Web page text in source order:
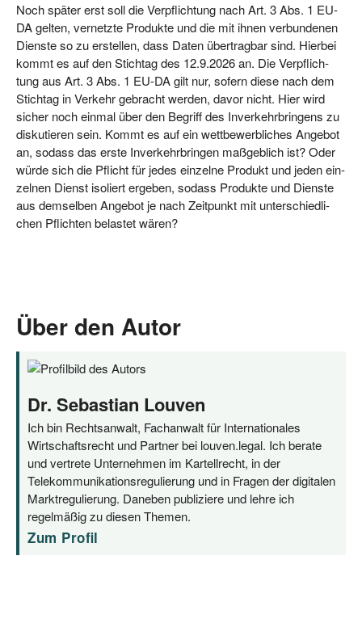
Noch spä­ter erst soll die Ver­pflich­tung nach Art. 3 Abs. 1 EU-
DA gel­ten, ver­netz­te Pro­duk­te und die mit ihnen ver­bun­de­nen
Diens­te so zu erstel­len, dass Daten über­trag­bar sind. Hier­bei
kommt es auf den Stich­tag des 12.9.2026 an. Die Ver­pflich­
tung aus Art. 3 Abs. 1 EU-DA gilt nur, sofern die­se nach dem
Stich­tag in Ver­kehr gebracht wer­den, davor nicht. Hier wird
sicher noch ein­mal über den Begriff des Inver­kehr­brin­gens zu
dis­ku­tie­ren sein. Kommt es auf ein wett­be­werb­li­ches Ange­bot
an, sodass das ers­te Inver­kehr­brin­gen maß­geb­lich ist? Oder
wür­de sich die Pflicht für jedes ein­zel­ne Pro­dukt und jeden ein­
zel­nen Dienst iso­liert erge­ben, sodass Pro­duk­te und Diens­te
aus dem­sel­ben Ange­bot je nach Zeit­punkt mit unter­schied­li­
chen Pflich­ten belas­tet wären?
Über den Autor
Dr. Sebastian Louven
Ich bin Rechtsanwalt, Fachanwalt für Internationales
Wirtschaftsrecht und Partner bei louven.legal. Ich berate
und vertrete Unternehmen im Kartellrecht, in der
Telekommunikationsregulierung und in Fragen der digitalen
Marktregulierung. Daneben publiziere und lehre ich
regelmäßig zu diesen Themen.
Zum Profil